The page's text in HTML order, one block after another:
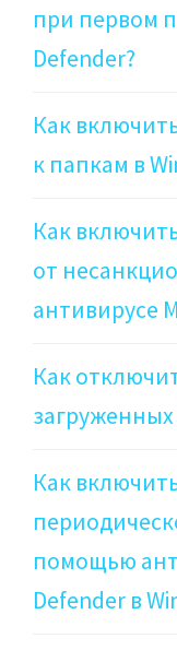
при первом
Defender?
Как
к папкам в
Как
от
антивирусе
Как
Как
помощью
Defender в